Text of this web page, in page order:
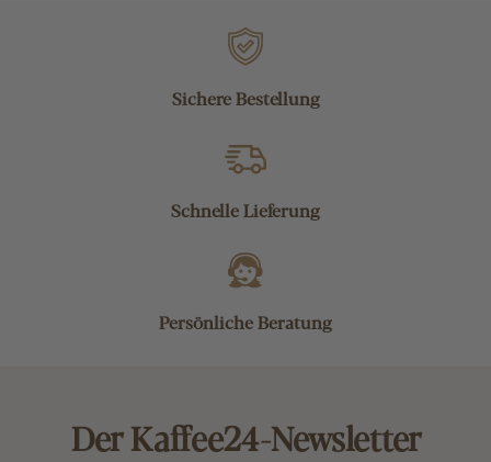
Sichere Bestellung
Schnelle Lieferung
Persönliche Beratung
Der Kaffee24-Newsletter